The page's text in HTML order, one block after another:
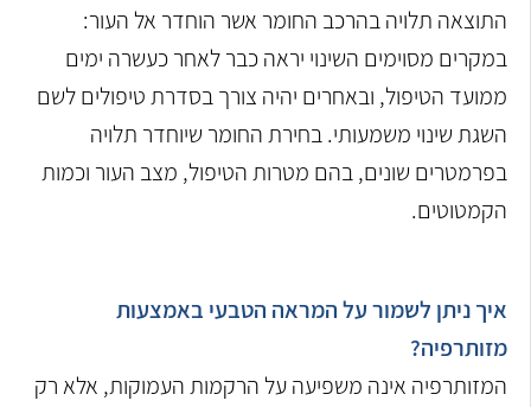
התוצאה תלויה בהרכב החומר אשר הוחדר אל העור:
במקרים מסוימים השינוי יראה כבר לאחר כעשרה ימים
ממועד הטיפול, ובאחרים יהיה צורך בסדרת טיפולים לשם
השגת שינוי משמעותי.בחירת החומר שיוחדר תלויה
בפרמטרים שונים, בהם מטרות הטיפול, מצב העור וכמות
הקמטוטים.
איך ניתן לשמור על המראה הטבעי באמצעות
מזותרפיה?
המזותרפיה אינה משפיעה על הרקמות העמוקות, אלא רק